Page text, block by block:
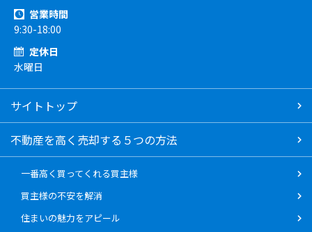
営業時間
9:30-18:00
定休日
水曜日
サイトトップ
不動産を高く売却する５つの方法
一番高く買ってくれる買主様
買主様の不安を解消
住まいの魅力をアピール